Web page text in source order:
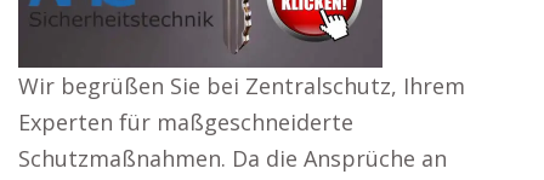
Wir begrüßen Sie bei Zentralschutz, Ihrem
Experten für maßgeschneiderte
Schutzmaßnahmen. Da die Ansprüche an